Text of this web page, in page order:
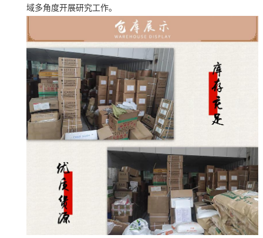
域多角度开展研究工作。